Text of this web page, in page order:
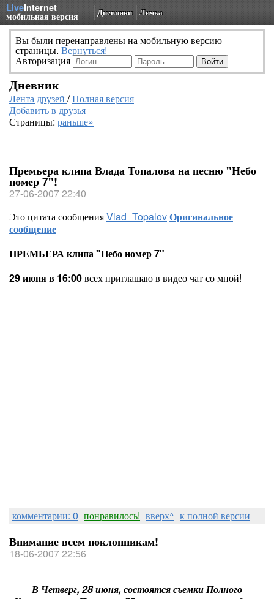
LiveInternet
мобильная версия Дневники Личка
Вы были перенаправлены на мобильную версию
страницы. Вернуться!
Авторизация
Дневник
Лента друзей /Полная версия
Добавить в друзья
Страницы: раньше»
Премьера клипа Влада Топалова на песню "Небо
номер 7"!
27-06-2007 22:40
Это цитата сообщенияVlad_TopalovОригинальное
сообщение
ПРЕМЬЕРА клипа "Небо номер 7"
29 июня в 16:00всех приглашаю в видео чат со мной!
комментарии: 0 понравилось! вверх^ к полной версии
Внимание всем поклонникам!
18-06-2007 22:56
В Четверг, 28 июня, состоятся съемки Полного